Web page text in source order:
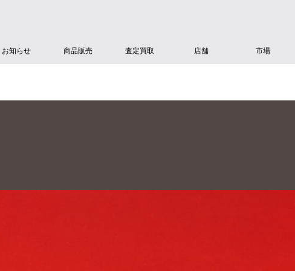
お知らせ 商品販売 査定買取 店舗 市場